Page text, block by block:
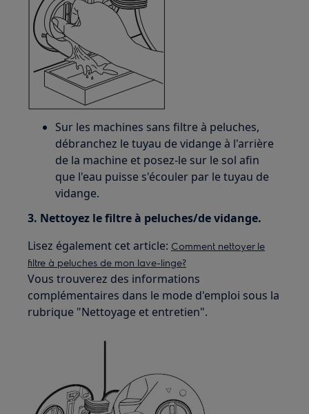
Sur les machines sans filtre à peluches,
débranchez le tuyau de vidange à l'arrière
de la machine et posez-le sur le sol afin
que l'eau puisse s'écouler par le tuyau de
vidange.
3. Nettoyez le filtre à peluches/de vidange.
Lisez également cet article: Comment nettoyer le
filtre à peluches de mon lave-linge?
Vous trouverez des informations
complémentaires dans le mode d'emploi sous la
rubrique "Nettoyage et entretien".